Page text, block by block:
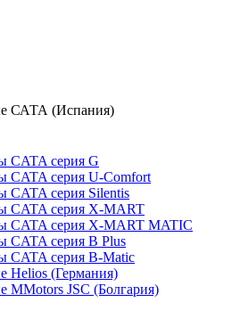
САТА (Испания)
CATA серия G
CATA серия U-Comfort
CATA серия Silentis
CATA серия X-MART
CATA серия X-MART MATIC
CATA серия B Plus
CATA серия B-Matic
Helios (Германия)
MMotors JSC (Болгария)